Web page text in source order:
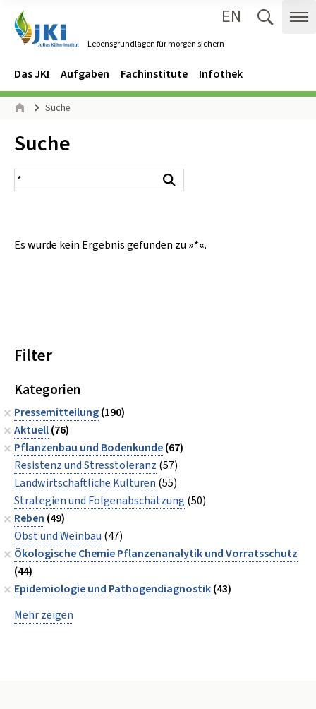
Lebensgrundlagen für morgen sichern
EN
Navigation
Hauptmenü
Das JKI Aufgaben Fachinstitute Infothek
Seitenpfad
Suche
Inhalt:
Suche
Suchergebnis
Es wurde kein Ergebnis gefunden zu »*«.
Filter
Kategorien
Pressemitteilung(190)
Aktuell(76)
Pflanzenbau und Bodenkunde(67)
Resistenz und Stresstoleranz (57)
Landwirtschaftliche Kulturen (55)
Strategien und Folgenabschätzung (50)
Reben (49)
Obst und Weinbau (47)
Ökologische Chemie Pflanzenanalytik und Vorratsschutz
(44)
Epidemiologie und Pathogendiagnostik(43)
Mehr zeigen